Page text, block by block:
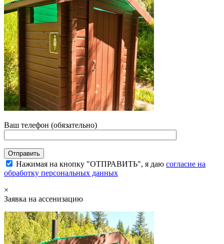
Ваш телефон (обязательно)
Нажимая на кнопку "ОТПРАВИТЬ", я даю согласие на
обработку персональных данных
×
Заявка на ассенизацию